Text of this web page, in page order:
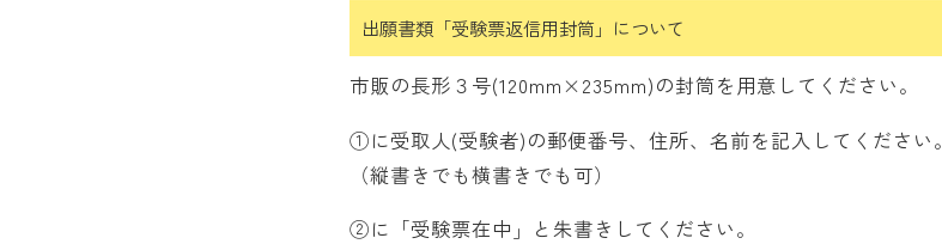
出願書類「受験票返信用封筒」について
市販の長形３号(120mm×235mm)の封筒を用意してください。
①に受取人(受験者)の郵便番号、住所、名前を記入してください。
（縦書きでも横書きでも可）
②に「受験票在中」と朱書きしてください。